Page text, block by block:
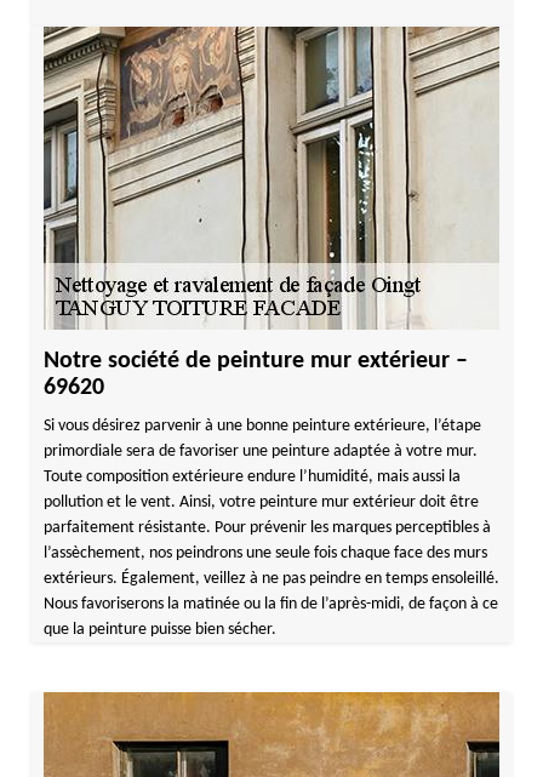
Notre société de peinture mur extérieur –
69620
Si vous désirez parvenir à une bonne peinture extérieure, l’étape
primordiale sera de favoriser une peinture adaptée à votre mur.
Toute composition extérieure endure l’humidité, mais aussi la
pollution et le vent. Ainsi, votre peinture mur extérieur doit être
parfaitement résistante. Pour prévenir les marques perceptibles à
l’assèchement, nos peindrons une seule fois chaque face des murs
extérieurs. Également, veillez à ne pas peindre en temps ensoleillé.
Nous favoriserons la matinée ou la fin de l’après-midi, de façon à ce
que la peinture puisse bien sécher.